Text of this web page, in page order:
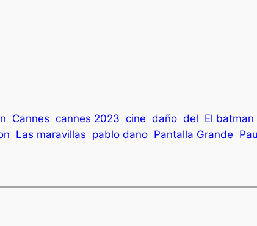
Cannes cannes 2023 cine daño del El batman
Las maravillas pablo dano Pantalla Grande